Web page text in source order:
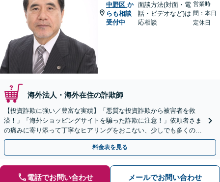
中野区 か
らも相談
受付中
面談方法(対面・電
話・ビデオなど)は
応相談
営業時
間：本日
定休日
海外法人・海外在住の詐欺師
【投資詐欺に強い／豊富な実績】「悪質な投資詐欺から被害者を救
済！」「海外ショッピングサイトを騙った詐欺に注意！」依頼者さま
の痛みに寄り添って丁寧なヒアリングをおこない、少しでも多くの返
金が得られるよう尽力します！
料金表を見る
電話でお問い合わせ メールでお問い合わせ